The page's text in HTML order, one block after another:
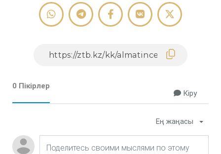
0 Пікірлер
Кіру
Ең жаңасы